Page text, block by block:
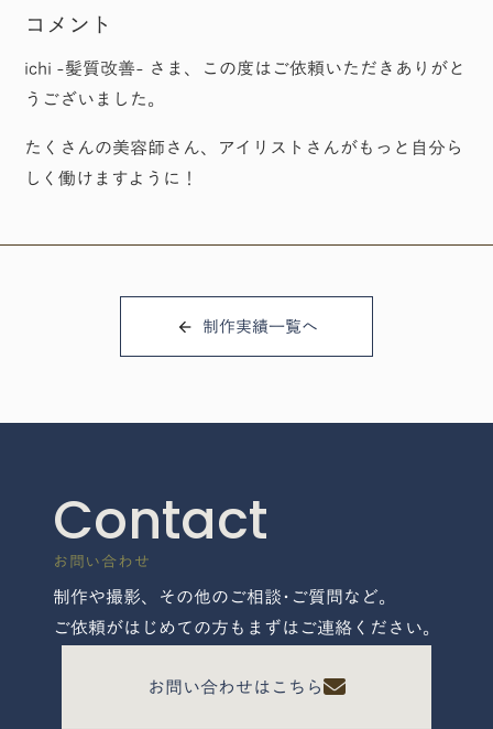
コメント
ichi -髪質改善- さま、この度はご依頼いただきありがと
うございました。
たくさんの美容師さん、アイリストさんがもっと自分ら
しく働けますように！
arrow_back 制作実績一覧へ
Contact
お問い合わせ
制作や撮影、その他のご相談･ご質問など。
ご依頼がはじめての方もまずはご連絡ください。
お問い合わせはこちら